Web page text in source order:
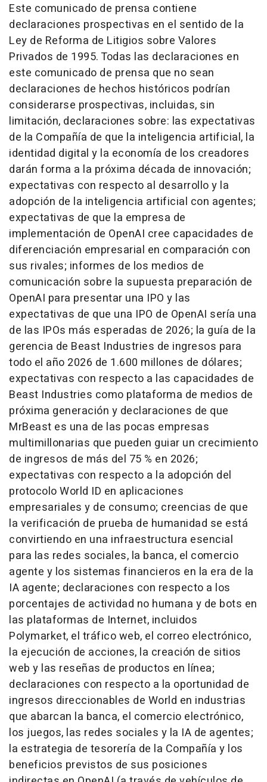
Este comunicado de prensa contiene
declaraciones prospectivas en el sentido de la
Ley de Reforma de Litigios sobre Valores
Privados de 1995. Todas las declaraciones en
este comunicado de prensa que no sean
declaraciones de hechos históricos podrían
considerarse prospectivas, incluidas, sin
limitación, declaraciones sobre: las expectativas
de la Compañía de que la inteligencia artificial, la
identidad digital y la economía de los creadores
darán forma a la próxima década de innovación;
expectativas con respecto al desarrollo y la
adopción de la inteligencia artificial con agentes;
expectativas de que la empresa de
implementación de OpenAI cree capacidades de
diferenciación empresarial en comparación con
sus rivales; informes de los medios de
comunicación sobre la supuesta preparación de
OpenAI para presentar una IPO y las
expectativas de que una IPO de OpenAI sería una
de las IPOs más esperadas de 2026; la guía de la
gerencia de Beast Industries de ingresos para
todo el año 2026 de 1.600 millones de dólares;
expectativas con respecto a las capacidades de
Beast Industries como plataforma de medios de
próxima generación y declaraciones de que
MrBeast es una de las pocas empresas
multimillonarias que pueden guiar un crecimiento
de ingresos de más del 75 % en 2026;
expectativas con respecto a la adopción del
protocolo World ID en aplicaciones
empresariales y de consumo; creencias de que
la verificación de prueba de humanidad se está
convirtiendo en una infraestructura esencial
para las redes sociales, la banca, el comercio
agente y los sistemas financieros en la era de la
IA agente; declaraciones con respecto a los
porcentajes de actividad no humana y de bots en
las plataformas de Internet, incluidos
Polymarket, el tráfico web, el correo electrónico,
la ejecución de acciones, la creación de sitios
web y las reseñas de productos en línea;
declaraciones con respecto a la oportunidad de
ingresos direccionables de World en industrias
que abarcan la banca, el comercio electrónico,
los juegos, las redes sociales y la IA de agentes;
la estrategia de tesorería de la Compañía y los
beneficios previstos de sus posiciones